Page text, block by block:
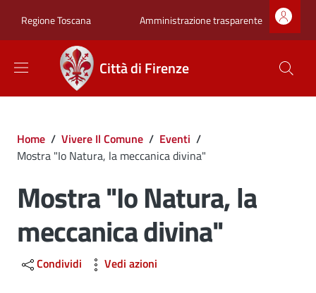
Regione Toscana Zona superiore
Amministrazione trasparente
Città di Firenze
Briciole di pane
Home / Vivere Il Comune / Eventi /
Mostra "Io Natura, la meccanica divina"
Mostra "Io Natura, la
meccanica divina"
Condividi Vedi azioni